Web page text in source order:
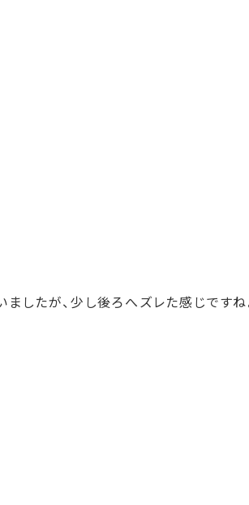
したが、少し後ろへズレた感じですね